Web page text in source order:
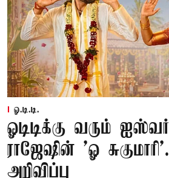
ஓ.டி.டி.
ஓடிடிக்கு வரும்
ராஜேஷின் 'ஓ
அறிவிப்பு